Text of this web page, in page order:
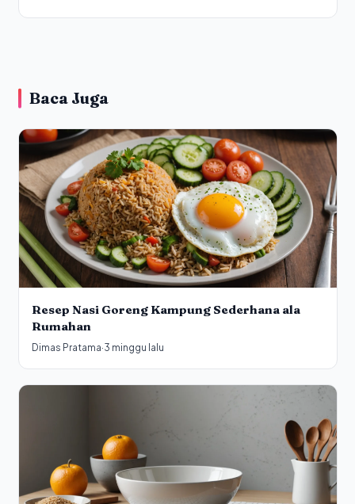
Baca Juga
Resep Nasi Goreng Kampung Sederhana ala
Rumahan
Dimas Pratama·3 minggu lalu